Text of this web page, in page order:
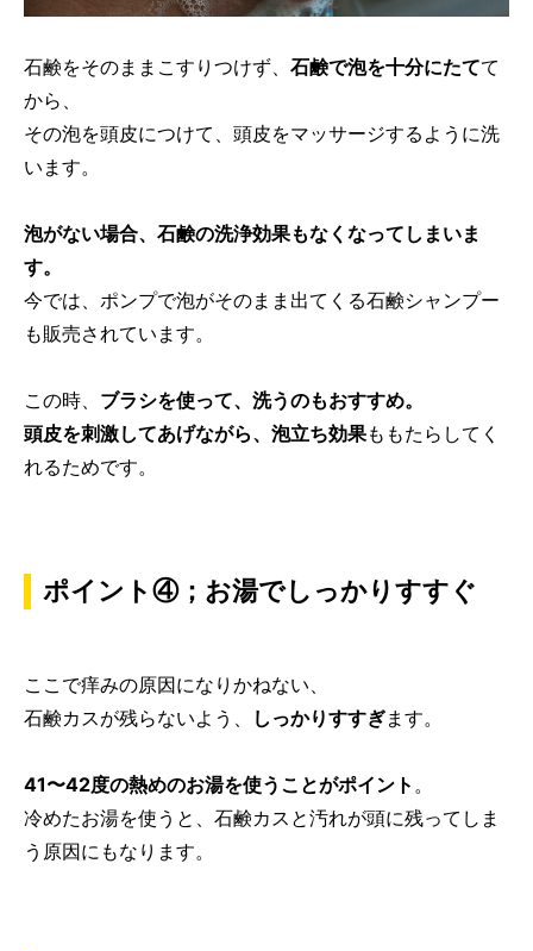
石鹸をそのままこすりつけず、 石鹸で泡を十分にたてて
から、
その泡を頭皮につけて、頭皮をマッサージするように洗
います。
泡がない場合、石鹸の洗浄効果もなくなってしまいま
す。
今では、ポンプで泡がそのまま出てくる石鹸シャンプー
も販売されています。
この時、 ブラシを使って、洗うのもおすすめ。
頭皮を刺激してあげながら、泡立ち効果ももたらしてく
れるためです。
ポイント④；お湯でしっかりすすぐ
ここで痒みの原因になりかねない、
石鹸カスが残らないよう、
しっかりすすぎます。
41〜42度の熱めのお湯を使うことがポイント 。
冷めたお湯を使うと、石鹸カスと汚れが頭に残ってしま
う原因にもなります。